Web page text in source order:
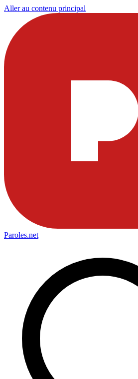
Aller au contenu principal
Paroles.net